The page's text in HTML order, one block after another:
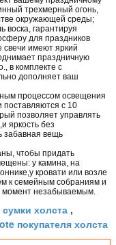
трехмерный огонь,
окружающей среды;
воска, гарантируя
для праздников
свечи имеют яркий
праздничную
в комплекте с
дополняет ваш
процессом освещения
поставляются с 10
позволяет управлять
яркость без
забавная вещь
чтобы придать
у камина, на
кровати или возле
к семейным собраниям и
момент незабываемым.
холста ,
покупателя холста